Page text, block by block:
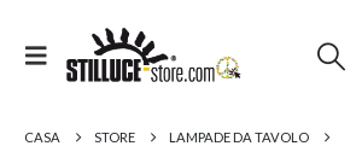
CASA STORE
LAMPADE DA TAVOLO